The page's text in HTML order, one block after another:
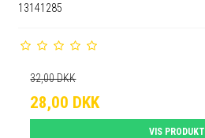
13141285
32,00 DKK
28,00 DKK
VIS PRODUKT